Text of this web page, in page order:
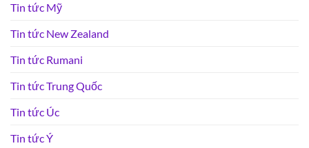
Tin tức Mỹ
Tin tức New Zealand
Tin tức Rumani
Tin tức Trung Quốc
Tin tức Úc
Tin tức Ý